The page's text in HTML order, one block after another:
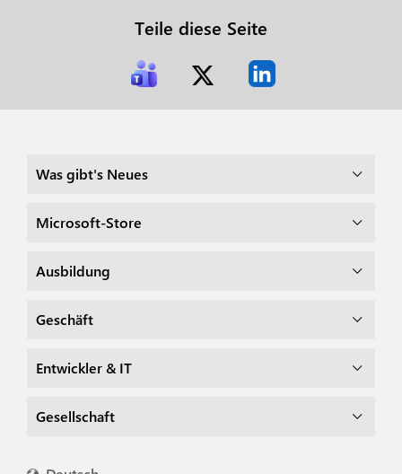
Teile diese Seite
Was gibt's Neues
Microsoft-Store
Ausbildung
Geschäft
Entwickler & IT
Gesellschaft